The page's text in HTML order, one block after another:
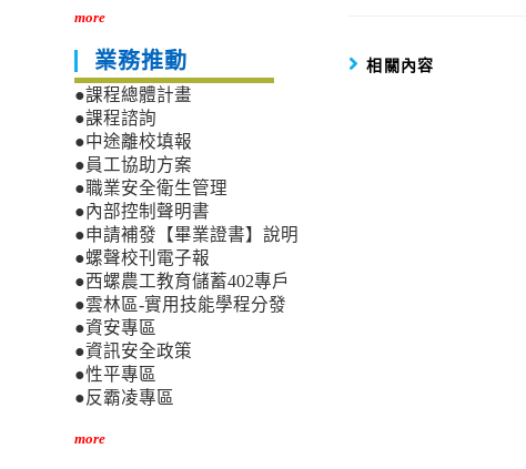
相關內容
more
業務推動
●課程總體計畫
●課程諮詢
●中途離校填報
●員工協助方案
●職業安全衛生管理
●內部控制聲明書
●申請補發【畢業證書】說明
●螺聲校刊電子報
●西螺農工教育儲蓄402專戶
●雲林區-實用技能學程分發
●資安專區
●資訊安全政策
●性平專區
●反霸凌專區
more